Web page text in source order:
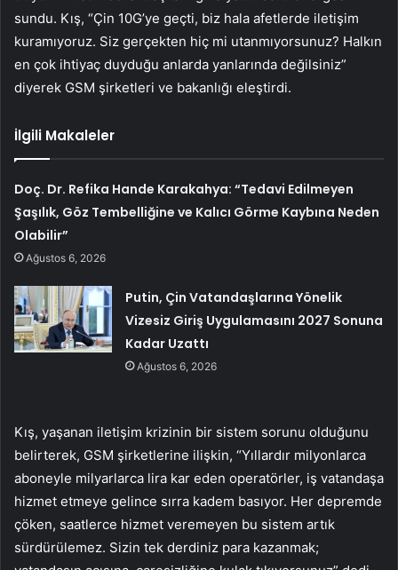
sundu. Kış, “Çin 10G’ye geçti, biz hala afetlerde iletişim
kuramıyoruz. Siz gerçekten hiç mi utanmıyorsunuz? Halkın
en çok ihtiyaç duyduğu anlarda yanlarında değilsiniz”
diyerek GSM şirketleri ve bakanlığı eleştirdi.
İlgili Makaleler
Doç. Dr. Refika Hande Karakahya: “Tedavi Edilmeyen
Şaşılık, Göz Tembelliğine ve Kalıcı Görme Kaybına Neden
Olabilir”
Ağustos 6, 2026
Putin, Çin Vatandaşlarına Yönelik
Vizesiz Giriş Uygulamasını 2027 Sonuna
Kadar Uzattı
Ağustos 6, 2026
Kış, yaşanan iletişim krizinin bir sistem sorunu olduğunu
belirterek, GSM şirketlerine ilişkin, “Yıllardır milyonlarca
aboneyle milyarlarca lira kar eden operatörler, iş vatandaşa
hizmet etmeye gelince sırra kadem basıyor. Her depremde
çöken, saatlerce hizmet veremeyen bu sistem artık
sürdürülemez. Sizin tek derdiniz para kazanmak;